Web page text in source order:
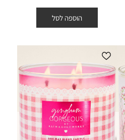
הוספה לסל